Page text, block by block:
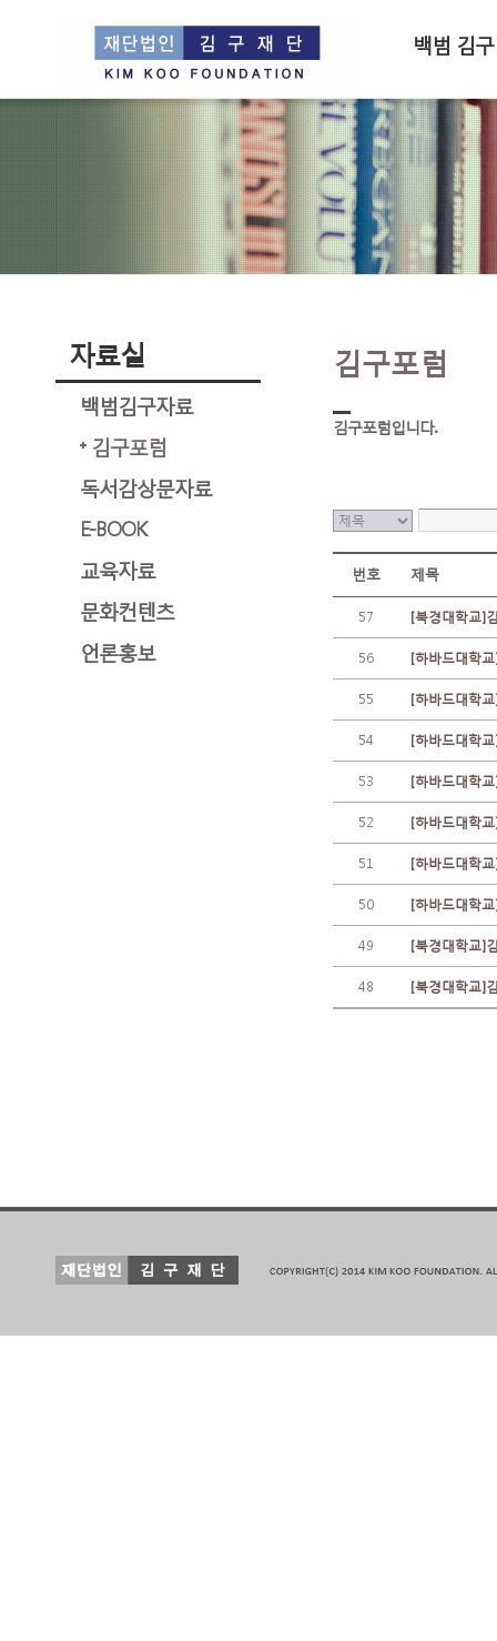
백범 김구
자료실
백범김구자료
김구포럼
독서감상문자료
E-BOOK
교육자료
문화컨텐츠
언론홍보
김구포럼
김구포럼입니다.
번호 제목
57 [북경대학교]
56 [하바드대학
55 [하바드대학
54 [하바드대학
53 [하바드대학
52 [하바드대학
51 [하바드대학
50 [하바드대학
49 [북경대학교]
48 [북경대학교]